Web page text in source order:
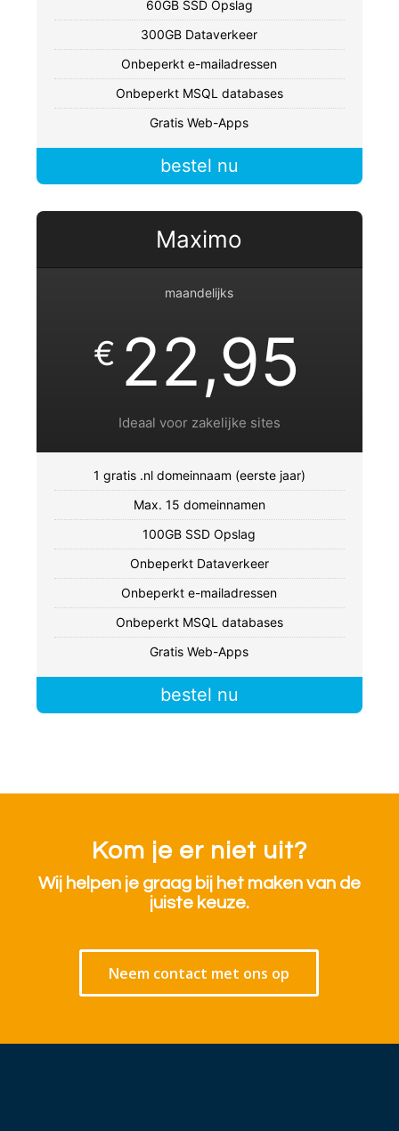
60GB SSD Opslag
300GB Dataverkeer
Onbeperkt e-mailadressen
Onbeperkt MSQL databases
Gratis Web-Apps
bestel nu
Maximo
maandelijks
€ 22,95
Ideaal voor zakelijke sites
1 gratis .nl domeinnaam (eerste jaar)
Max. 15 domeinnamen
100GB SSD Opslag
Onbeperkt Dataverkeer
Onbeperkt e-mailadressen
Onbeperkt MSQL databases
Gratis Web-Apps
bestel nu
Kom je er niet uit?
Wij helpen je graag bij het maken van de
juiste keuze.
Neem contact met ons op